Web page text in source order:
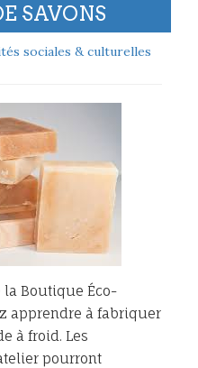
SAVONS
sociales & culturelles
la Boutique Éco-
apprendre à fabriquer
à froid. Les
pourront